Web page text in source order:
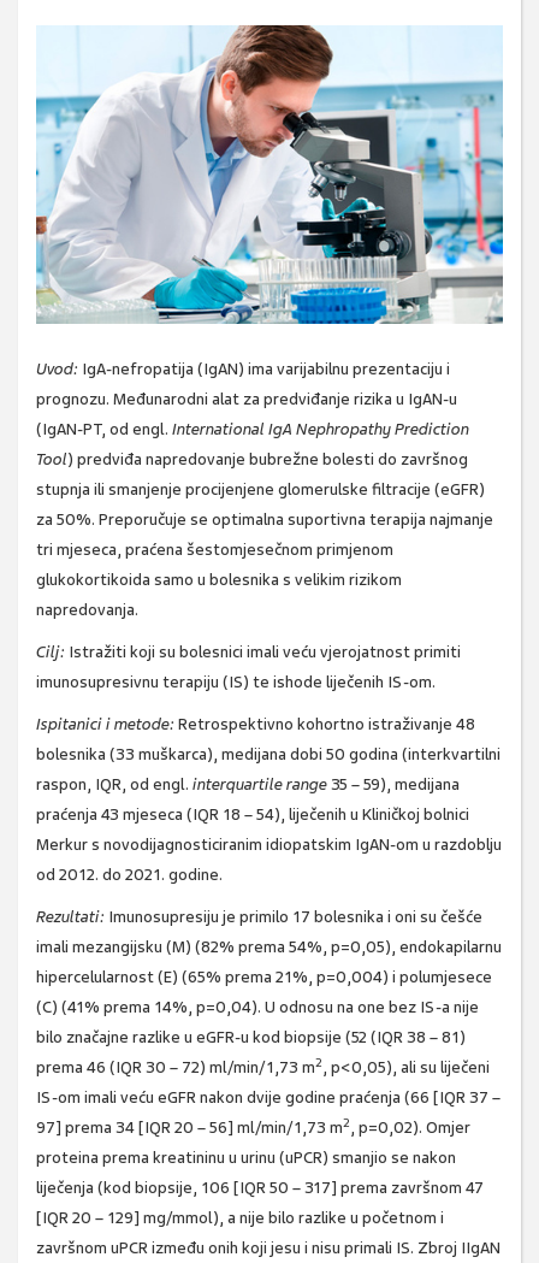
Uvod: IgA-nefropatija (IgAN) ima varijabilnu prezentaciju i
prognozu. Međunarodni alat za predviđanje rizika u IgAN-u
(IgAN-PT, od engl. International IgA Nephropathy Prediction
Tool) predviđa napredovanje bubrežne bolesti do završnog
stupnja ili smanjenje procijenjene glomerulske filtracije (eGFR)
za 50%. Preporučuje se optimalna suportivna terapija najmanje
tri mjeseca, praćena šestomjesečnom primjenom
glukokortikoida samo u bolesnika s velikim rizikom
napredovanja.
Cilj: Istražiti koji su bolesnici imali veću vjerojatnost primiti
imunosupresivnu terapiju (IS) te ishode liječenih IS-om.
Ispitanici i metode: Retrospektivno kohortno istraživanje 48
bolesnika (33 muškarca), medijana dobi 50 godina (interkvartilni
raspon, IQR, od engl. interquartile range35 – 59), medijana
praćenja 43 mjeseca (IQR 18 – 54), liječenih u Kliničkoj bolnici
Merkur s novodijagnosticiranim idiopatskim IgAN-om u razdoblju
od 2012. do 2021. godine.
Rezultati: Imunosupresiju je primilo 17 bolesnika i oni su češće
imali mezangijsku (M) (82% prema 54%, p=0,05), endokapilarnu
hipercelularnost (E) (65% prema 21%, p=0,004) i polumjesece
(C) (41% prema 14%, p=0,04). U odnosu na one bez IS-a nije
bilo značajne razlike u eGFR-u kod biopsije (52 (IQR 38 – 81)
prema 46 (IQR 30 – 72) ml/min/1,73 m2, p<0,05), ali su liječeni
IS-om imali veću eGFR nakon dvije godine praćenja (66 [IQR 37 –
97] prema 34 [IQR 20 – 56] ml/min/1,73 m2, p=0,02). Omjer
proteina prema kreatininu u urinu (uPCR) smanjio se nakon
liječenja (kod biopsije, 106 [IQR 50 – 317] prema završnom 47
[IQR 20 – 129] mg/mmol), a nije bilo razlike u početnom i
završnom uPCR između onih koji jesu i nisu primali IS. Zbroj IIgAN